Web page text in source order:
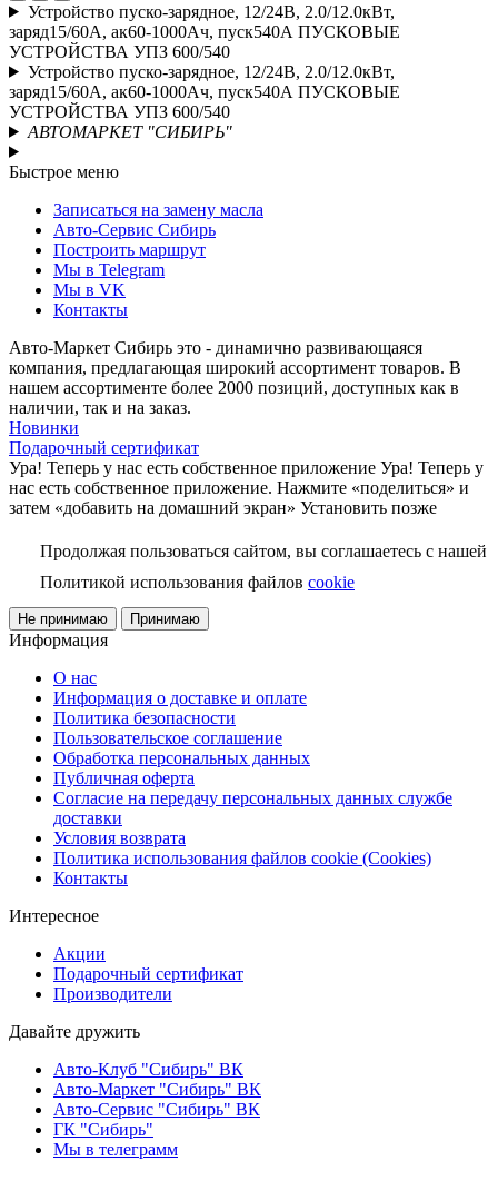
Устройство пуско-зарядное, 12/24В, 2.0/12.0кВт,
заряд15/60А, ак60-1000Ач, пуск540А ПУСКОВЫЕ
УСТРОЙСТВА УПЗ 600/540
Устройство пуско-зарядное, 12/24В, 2.0/12.0кВт,
заряд15/60А, ак60-1000Ач, пуск540А ПУСКОВЫЕ
УСТРОЙСТВА УПЗ 600/540
АВТОМАРКЕТ "СИБИРЬ"
Быстрое меню
Записаться на замену масла
Авто-Сервис Сибирь
Построить маршрут
Мы в Telegram
Мы в VK
Контакты
Авто-Маркет Сибирь это - динамично развивающаяся
компания, предлагающая широкий ассортимент товаров. В
нашем ассортименте более 2000 позиций, доступных как в
наличии, так и на заказ.
Новинки
Подарочный сертификат
Ура! Теперь у нас есть собственное приложение Ура! Теперь у
нас есть собственное приложение. Нажмите «поделиться» и
затем «добавить на домашний экран» Установить позже
Продолжая пользоваться сайтом, вы соглашаетесь с нашей
Политикой использования файлов cookie
Не принимаю Принимаю
Информация
О нас
Информация о доставке и оплате
Политика безопасности
Пользовательское соглашение
Обработка персональных данных
Публичная оферта
Согласие на передачу персональных данных службе
доставки
Условия возврата
Политика использования файлов cookie (Cookies)
Контакты
Интересное
Акции
Подарочный сертификат
Производители
Давайте дружить
Авто-Клуб "Сибирь" ВК
Авто-Маркет "Сибирь" ВК
Авто-Сервис "Сибирь" ВК
ГК "Сибирь"
Мы в телеграмм